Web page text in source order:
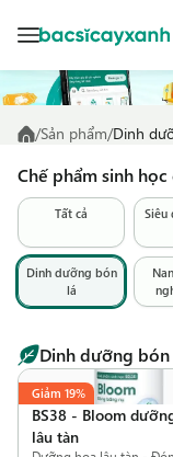
/Sản phẩm/Dinh
Chế phẩm sinh
Tất cả Siêu
Dinh dưỡng bón
lá
Dinh dưỡng bón
Giảm 19%
BS38 - Bloom
lâu tàn